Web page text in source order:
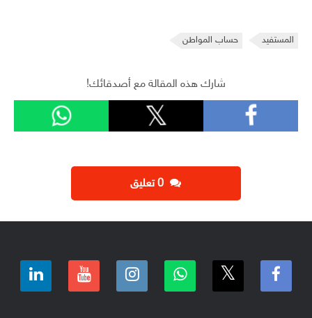
المستفيد حساب المواطن
شارك هذه المقالة مع أصدقائك!